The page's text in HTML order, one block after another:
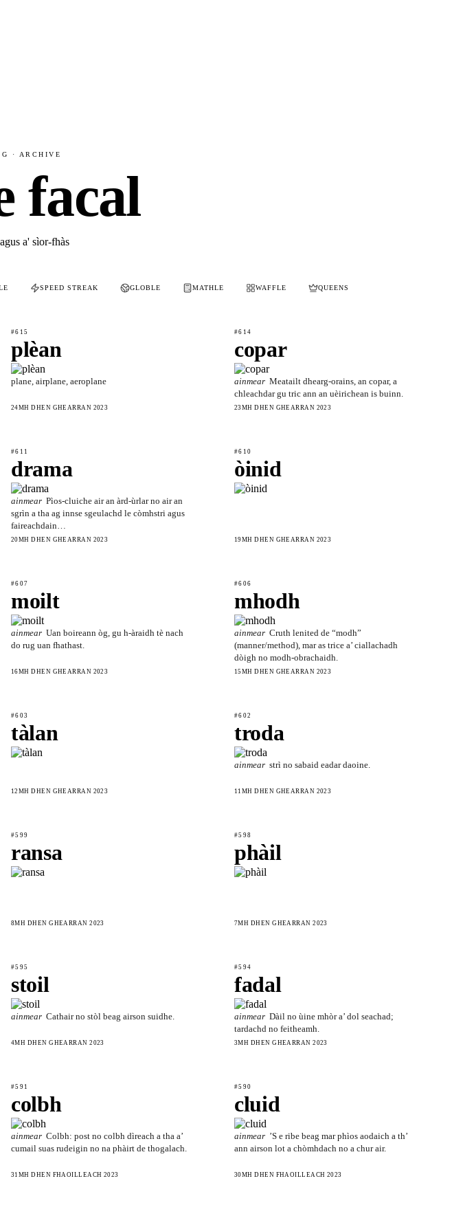
· ARCHIVE
facal
a' sìor-fhàs
SPEED STREAK GLOBLE MATHLE WAFFLE QUEENS
#615
plèan
plane, airplane, aeroplane
24MH DHEN GHEARRAN 2023
#614
copar
ainmear Meatailt dhearg-orains, an copar, a
chleachdar gu tric ann an uèirichean is buinn.
23MH DHEN GHEARRAN 2023
#611
drama
ainmear Pìos-cluiche air an àrd-ùrlar no air an
sgrìn a tha ag innse sgeulachd le còmhstri agus
faireachdain…
20MH DHEN GHEARRAN 2023
#610
òinid
19MH DHEN GHEARRAN 2023
#607
moilt
ainmear Uan boireann òg, gu h-àraidh tè nach
do rug uan fhathast.
16MH DHEN GHEARRAN 2023
#606
mhodh
ainmear Cruth lenited de “modh”
(manner/method), mar as trice a’ ciallachadh
dòigh no modh-obrachaidh.
15MH DHEN GHEARRAN 2023
#603
tàlan
12MH DHEN GHEARRAN 2023
#602
troda
ainmear strì no sabaid eadar daoine.
11MH DHEN GHEARRAN 2023
#599
ransa
8MH DHEN GHEARRAN 2023
#598
phàil
7MH DHEN GHEARRAN 2023
#595
stoil
ainmear Cathair no stòl beag airson suidhe.
4MH DHEN GHEARRAN 2023
#594
fadal
ainmear Dàil no ùine mhòr a’ dol seachad;
tardachd no feitheamh.
3MH DHEN GHEARRAN 2023
#591
colbh
ainmear Colbh: post no colbh dìreach a tha a’
cumail suas rudeigin no na phàirt de thogalach.
31MH DHEN FHAOILLEACH 2023
#590
cluid
ainmear ’S e ribe beag mar phìos aodaich a th’
ann airson lot a chòmhdach no a chur air.
30MH DHEN FHAOILLEACH 2023